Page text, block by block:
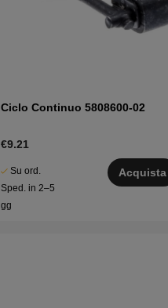
Ciclo Continuo 5808600-02
€9.21
Su ord.
Sped. in 2–5
gg
Acquista